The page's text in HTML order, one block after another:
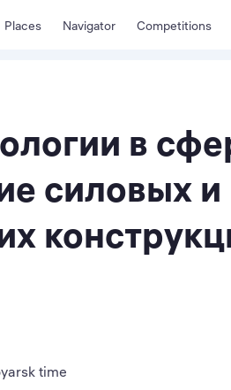
Places Navigator Competitions
в
силовых и
time